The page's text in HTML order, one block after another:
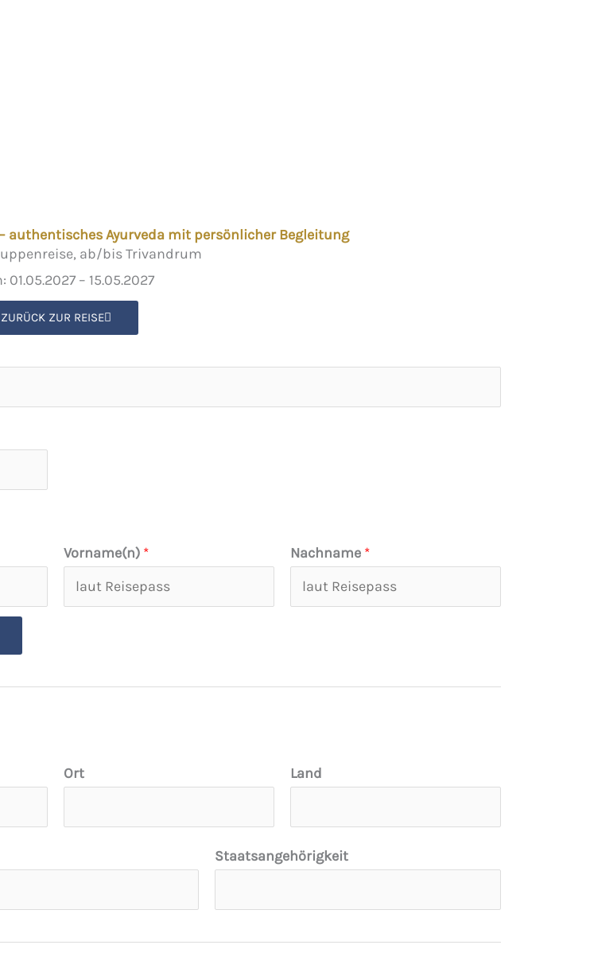
authentisches Ayurveda mit persönlicher Begleitung
ab/bis Trivandrum
01.05.2027 – 15.05.2027
ZURÜCK ZUR REISE
Vorname(n) * Nachname *
Ort Land
Staatsangehörigkeit